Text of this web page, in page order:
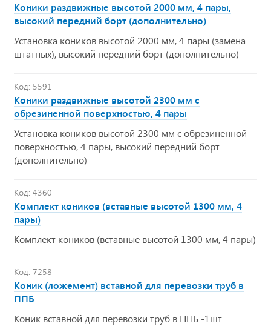
Коники раздвижные высотой 2000 мм, 4 пары,
высокий передний борт (дополнительно)
Установка коников высотой 2000 мм, 4 пары (замена
штатных), высокий передний борт (дополнительно)
Код: 5591
Коники раздвижные высотой 2300 мм с
обрезиненной поверхностью, 4 пары
Установка коников высотой 2300 мм с обрезиненной
поверхностью, 4 пары, высокий передний борт
(дополнительно)
Код: 4360
Комплект коников (вставные высотой 1300 мм, 4
пары)
Комплект коников (вставные высотой 1300 мм, 4 пары)
Код: 7258
Коник (ложемент) вставной для перевозки труб в
ППБ
Коник вставной для перевозки труб в ППБ -1шт